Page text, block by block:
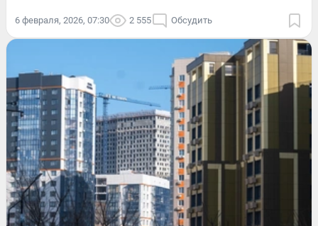
6 февраля, 2026, 07:30 2 555 Обсудить